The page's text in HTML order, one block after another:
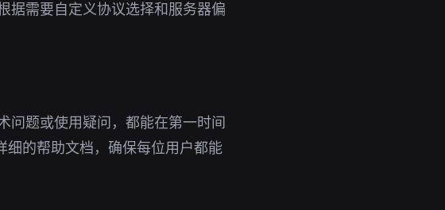
据需要自定义协议选择和服务器偏
问题或使用疑问，都能在第一时间
细的帮助文档，确保每位用户都能